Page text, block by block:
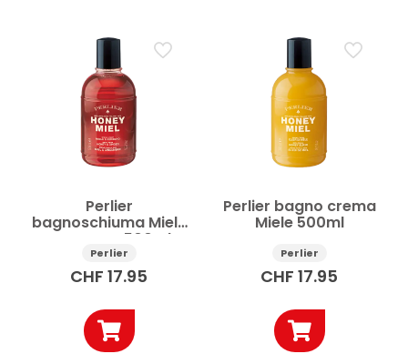
Perlier
bagnoschiuma Miele
e Zenzero 500ml
Perlier
CHF 17.95
Perlier bagno crema
Miele 500ml
Perlier
CHF 17.95